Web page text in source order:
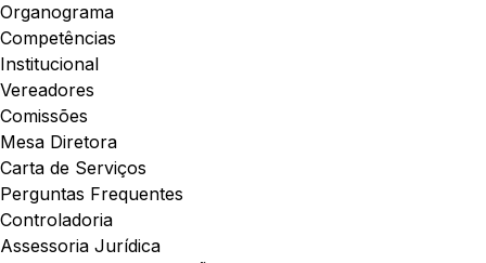
Organograma
Competências
Institucional
Vereadores
Comissões
Mesa Diretora
Carta de Serviços
Perguntas Frequentes
Controladoria
Assessoria Jurídica